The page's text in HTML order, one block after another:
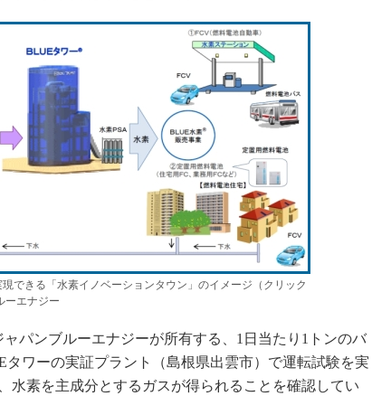
できる「水素イノベーションタウン」のイメージ（クリック
ーエナジー
パンブルーエナジーが所有する、1日当たり1トンのバ
ワーの実証プラント（島根県出雲市）で運転試験を実
水素を主成分とするガスが得られることを確認してい